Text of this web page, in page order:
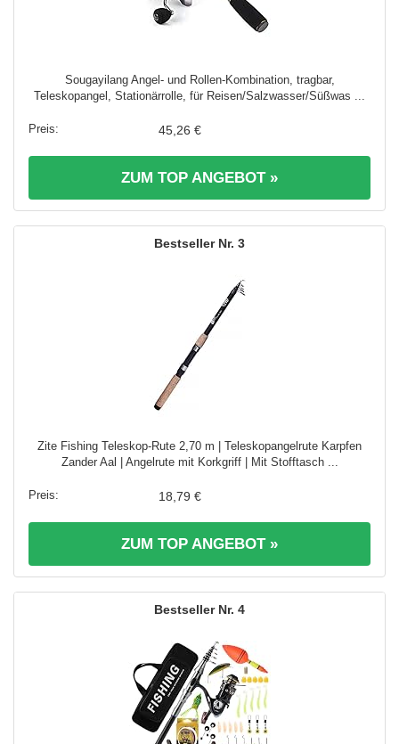
Sougayilang Angel- und Rollen-Kombination, tragbar,
Teleskopangel, Stationärrolle, für Reisen/Salzwasser/Süßwas ...
45,26 €
ZUM TOP ANGEBOT »
3
Zite Fishing Teleskop-Rute 2,70 m | Teleskopangelrute Karpfen
Zander Aal | Angelrute mit Korkgriff | Mit Stofftasch ...
18,79 €
ZUM TOP ANGEBOT »
4